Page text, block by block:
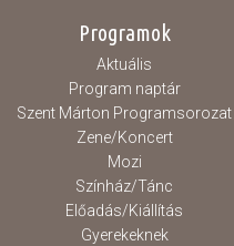
Programok
Aktuális
Program naptár
Szent Márton Programsorozat
Zene/Koncert
Mozi
Színház/Tánc
Előadás/Kiállítás
Gyerekeknek